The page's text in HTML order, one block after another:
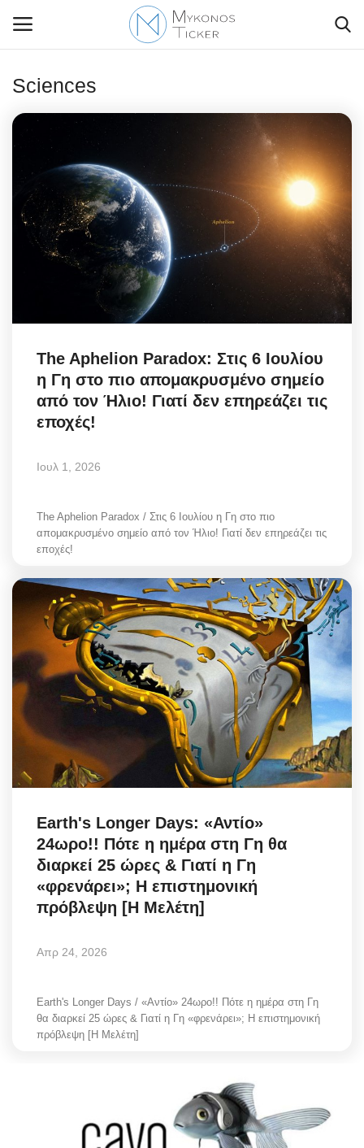
Politique
Business
Travel
Greece
Entertainment
Arts & Culture
Mykonos Ticker TV
Sport
Sustainability
Health
Science & Tech
Σεβασμιώτατος Δωρόθεος Β’
Cost Of Living Crisis
Opinion + Analysis
L’Art des Sens
All News
Local Elections 2023
Elections 2023
Sciences
The Aphelion Paradox: Στις 6 Ιουλίου
η Γη στο πιο απομακρυσμένο σημείο
από τον Ήλιο! Γιατί δεν επηρεάζει τις
εποχές!
Ιουλ 1, 2026
The Aphelion Paradox / Στις 6 Ιουλίου η Γη στο πιο
απομακρυσμένο σημείο από τον Ήλιο! Γιατί δεν επηρεάζει τις
εποχές!
Earth's Longer Days: «Αντίο»
24ωρο!! Πότε η ημέρα στη Γη θα
διαρκεί 25 ώρες & Γιατί η Γη
«φρενάρει»; Η επιστημονική
πρόβλεψη [Η Μελέτη]
Απρ 24, 2026
Earth's Longer Days / «Αντίο» 24ωρο!! Πότε η ημέρα στη Γη
θα διαρκεί 25 ώρες & Γιατί η Γη «φρενάρει»; Η επιστημονική
πρόβλεψη [Η Μελέτη]